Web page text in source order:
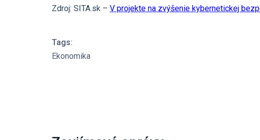
Zdroj: SITA.sk – V projekte na zvýšenie kybernetickej
Tags:
Ekonomika